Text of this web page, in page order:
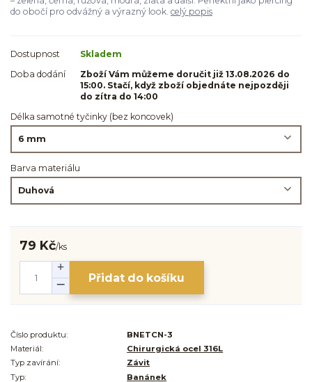
do obočí pro odvážný a výrazný look. celý popis
Dostupnost
Skladem
Doba dodání
Zboží Vám můžeme doručit již 13.08.2026 do
15:00. Stačí, když zboží objednáte nejpozději
do zítra do 14:00
Délka samotné tyčinky (bez koncovek)
Barva materiálu
79 Kč/ks
Přidat do košíku
Číslo produktu:
BNETCN-3
Materiál:
Chirurgická ocel 316L
Typ zavírání:
Závit
Typ:
Banánek